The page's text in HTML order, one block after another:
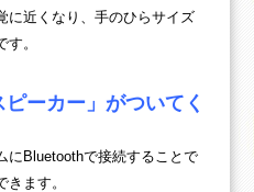
に近くなり、手のひらサイズ
。
ーカー」がついてく
にBluetoothで接続することで
ます。